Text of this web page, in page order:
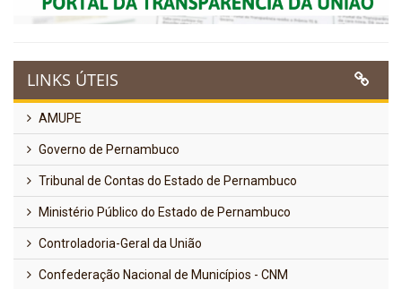
LINKS ÚTEIS
AMUPE
Governo de Pernambuco
Tribunal de Contas do Estado de Pernambuco
Ministério Público do Estado de Pernambuco
Controladoria-Geral da União
Confederação Nacional de Municípios - CNM